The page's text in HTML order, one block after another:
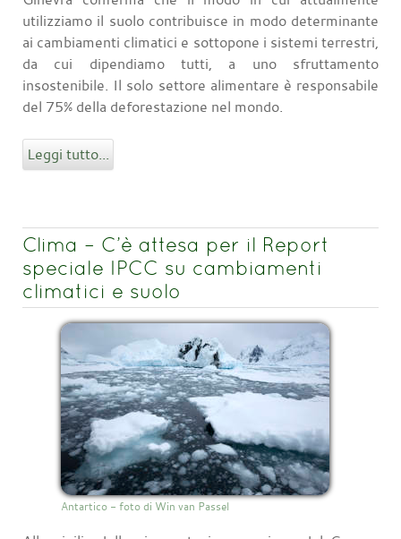
utilizziamo il suolo contribuisce in modo determinante
ai cambiamenti climatici e sottopone i sistemi terrestri,
da cui dipendiamo tutti, a uno sfruttamento
insostenibile. Il solo settore alimentare è responsabile
del 75% della deforestazione nel mondo.
Leggi tutto...
Clima – C’è attesa per il Report
speciale IPCC su cambiamenti
climatici e suolo
Antartico - foto di Win van Passel